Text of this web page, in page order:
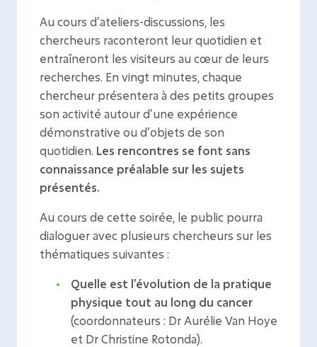
Au cours d’ateliers-discussions, les
chercheurs raconteront leur quotidien et
entraîneront les visiteurs au cœur de leurs
recherches. En vingt minutes, chaque
chercheur présentera à des petits groupes
son activité autour d’une expérience
démonstrative ou d’objets de son
quotidien. Les rencontres se font sans
connaissance préalable sur les sujets
présentés.
Au cours de cette soirée, le public pourra
dialoguer avec plusieurs chercheurs sur les
thématiques suivantes :
Quelle est l’évolution de la pratique
physique tout au long du cancer
(coordonnateurs : Dr Aurélie Van Hoye
et Dr Christine Rotonda).